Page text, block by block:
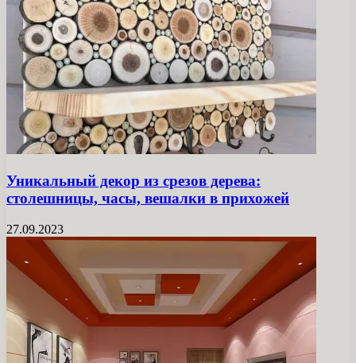
Уникальный декор из срезов дерева:
столешницы, часы, вешалки в прихожей
27.09.2023